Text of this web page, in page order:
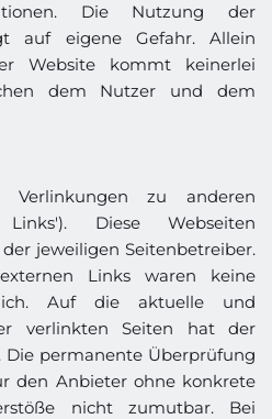
Die Nutzung der
auf eigene Gefahr. Allein
Website kommt keinerlei
dem Nutzer und dem
Verlinkungen zu anderen
Diese Webseiten
jeweiligen Seitenbetreiber.
Links waren keine
Auf die aktuelle und
verlinkten Seiten hat der
Die permanente Überprüfung
den Anbieter ohne konkrete
nicht zumutbar. Bei